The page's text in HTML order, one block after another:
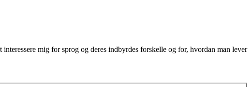
mig for sprog og deres indbyrdes forskelle og for, hvordan man lever